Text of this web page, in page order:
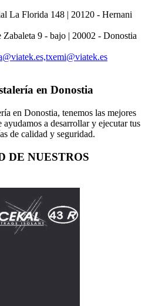
La Florida 148 | 20120 - Hernani
9 - bajo | 20002 - Donostia
en Donostia
en Donostia, tenemos las mejores
a desarrollar y ejecutar tus
de calidad y seguridad.
DE NUESTROS